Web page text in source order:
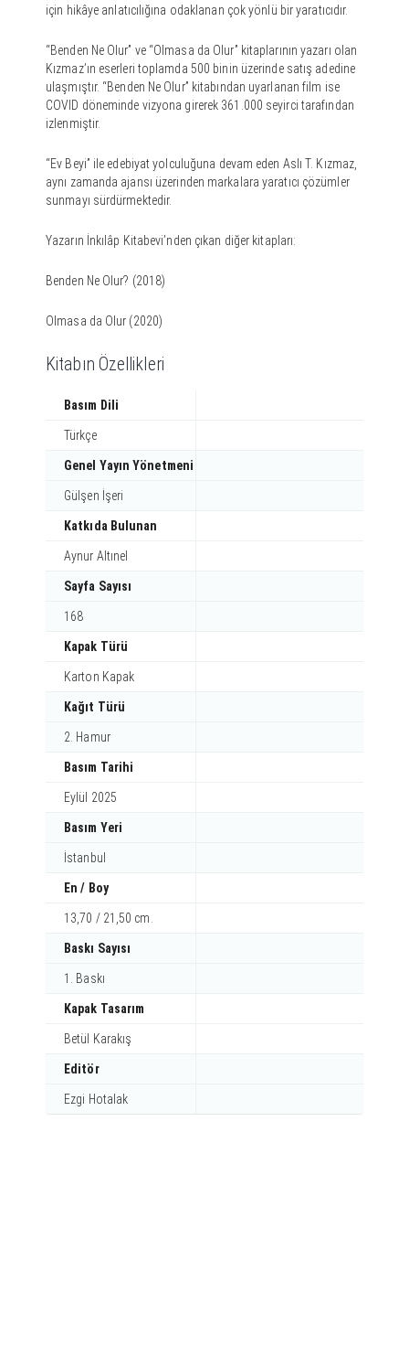
için hikâye anlatıcılığına odaklanan çok yönlü bir yaratıcıdır.
“Benden Ne Olur” ve “Olmasa da Olur” kitaplarının yazarı olan
Kızmaz’ın eserleri toplamda 500 binin üzerinde satış adedine
ulaşmıştır. “Benden Ne Olur” kitabından uyarlanan film ise
COVID döneminde vizyona girerek 361.000 seyirci tarafından
izlenmiştir.
“Ev Beyi” ile edebiyat yolculuğuna devam eden Aslı T. Kızmaz,
aynı zamanda ajansı üzerinden markalara yaratıcı çözümler
sunmayı sürdürmektedir.
Yazarın İnkılâp Kitabevi’nden çıkan diğer kitapları:
Benden Ne Olur? (2018)
Olmasa da Olur (2020)
Kitabın Özellikleri
Basım Dili
Türkçe
Genel Yayın Yönetmeni
Gülşen İşeri
Katkıda Bulunan
Aynur Altınel
Sayfa Sayısı
168
Kapak Türü
Karton Kapak
Kağıt Türü
2. Hamur
Basım Tarihi
Eylül 2025
Basım Yeri
İstanbul
En / Boy
13,70 / 21,50 cm.
Baskı Sayısı
1. Baskı
Kapak Tasarım
Betül Karakış
Editör
Ezgi Hotalak